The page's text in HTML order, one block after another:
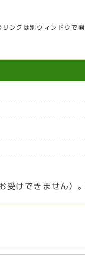
ンクは別ウィンドウで開
受けできません）